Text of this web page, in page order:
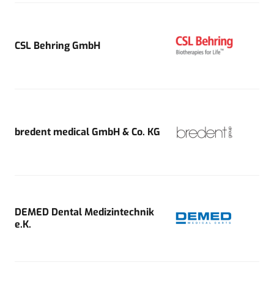
CSL Behring GmbH
bredent medical GmbH & Co. KG
DEMED Dental Medizintechnik
e.K.